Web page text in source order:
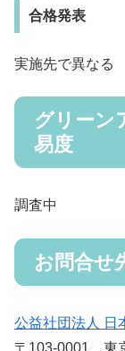
合格発表
実施先で異なる
グリーン
易度
調査中
お問合せ
公益社団法人 日
〒103-0001 東